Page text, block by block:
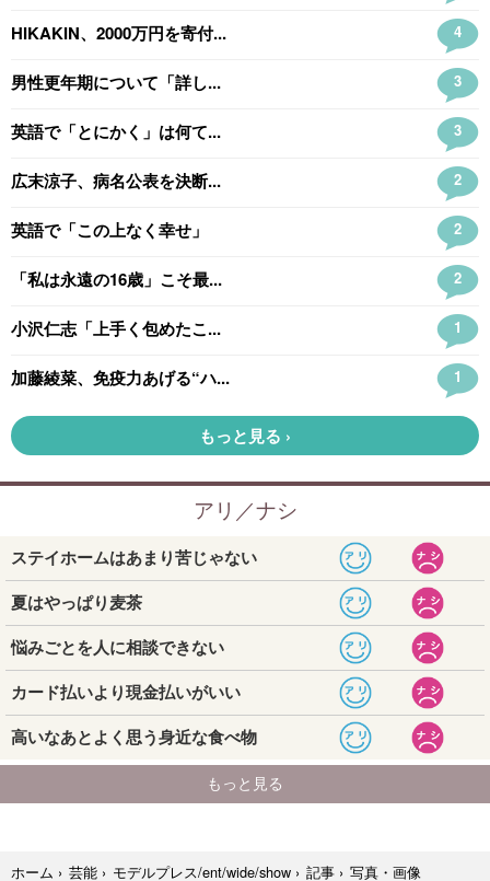
ホーム › 芸能 › モデルプレス/ent/wide/show › 記事 › 写真・画像